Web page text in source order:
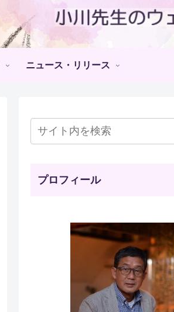
ニュース・リリース
プロフィール